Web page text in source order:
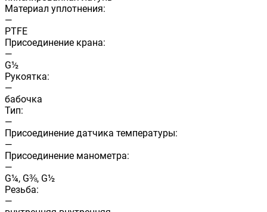
Материал уплотнения:
—
PTFE
Присоединение крана:
—
G½
Рукоятка:
—
бабочка
Тип:
—
Присоединение датчика температуры:
—
Присоединение манометра:
—
G¼, G⅜, G½
Резьба:
—